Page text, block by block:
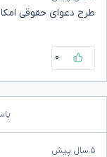
طرح دعوای حقوقی
۰
۵ سال پیش